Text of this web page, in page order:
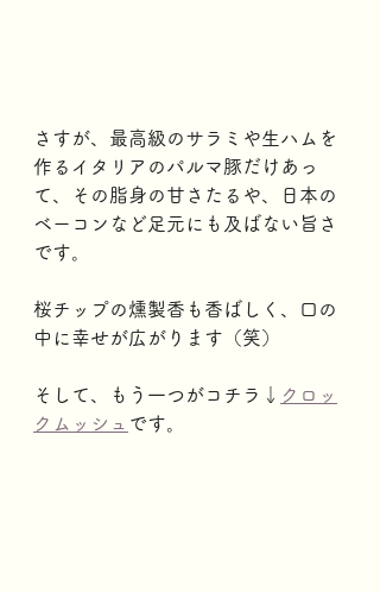
さすが、最高級のサラミや生ハムを
作るイタリアのパルマ豚だけあっ
て、その脂身の甘さたるや、日本の
ベーコンなど足元にも及ばない旨さ
です。
桜チップの燻製香も香ばしく、口の
中に幸せが広がります（笑）
そして、もう一つがコチラ↓ クロッ
クムッシュ です。